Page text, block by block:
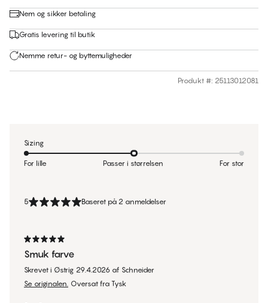
Nem og sikker betaling
Gratis levering til butik
Nemme retur- og byttemuligheder
Produkt #: 25113012081
5 Baseret på 2 anmeldelser
Smuk farve
Skrevet i Østrig 29.4.2026 af Schneider
Se originalen. Oversat fra Tysk
Sizing
For lille Passer i størrelsen For stor